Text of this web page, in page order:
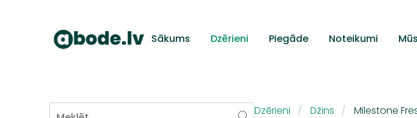
Sākums Dzērieni Piegāde Noteikumi
Dzērieni Džins Milestone